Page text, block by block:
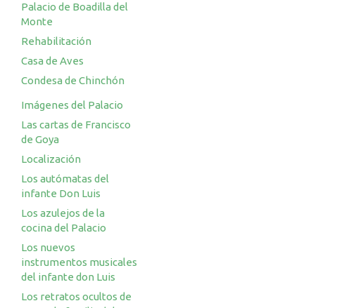
Palacio de Boadilla del
Monte
Rehabilitación
Casa de Aves
Condesa de Chinchón
Imágenes del Palacio
Las cartas de Francisco
de Goya
Localización
Los autómatas del
infante Don Luis
Los azulejos de la
cocina del Palacio
Los nuevos
instrumentos musicales
del infante don Luis
Los retratos ocultos de